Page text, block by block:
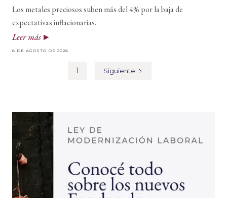
Los metales preciosos suben más del 4% por la baja de
expectativas inflacionarias.
Leer más
6 DE AGOSTO DE 2026
1 Siguiente